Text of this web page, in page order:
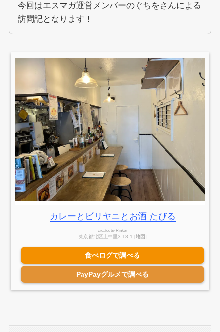
今回はエスマガ運営メンバーのぐちをさんによる
訪問記となります！
カレーとビリヤニとお酒 たびる
created by Rinker
東京都北区上中里3-18-1 [地図]
食べログで調べる
PayPayグルメで調べる